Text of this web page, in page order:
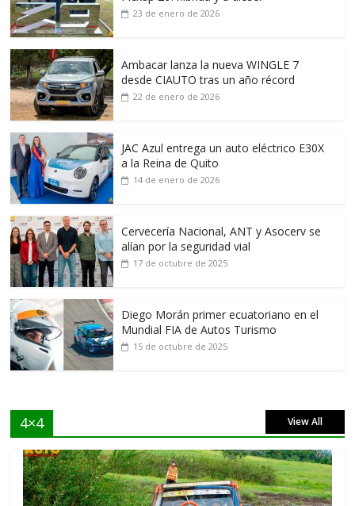
23 de enero de 2026
Ambacar lanza la nueva WINGLE 7
desde CIAUTO tras un año récord
22 de enero de 2026
JAC Azul entrega un auto eléctrico E30X
a la Reina de Quito
14 de enero de 2026
Cervecería Nacional, ANT y Asocerv se
alían por la seguridad vial
17 de octubre de 2025
Diego Morán primer ecuatoriano en el
Mundial FIA de Autos Turismo
15 de octubre de 2025
4×4 View All